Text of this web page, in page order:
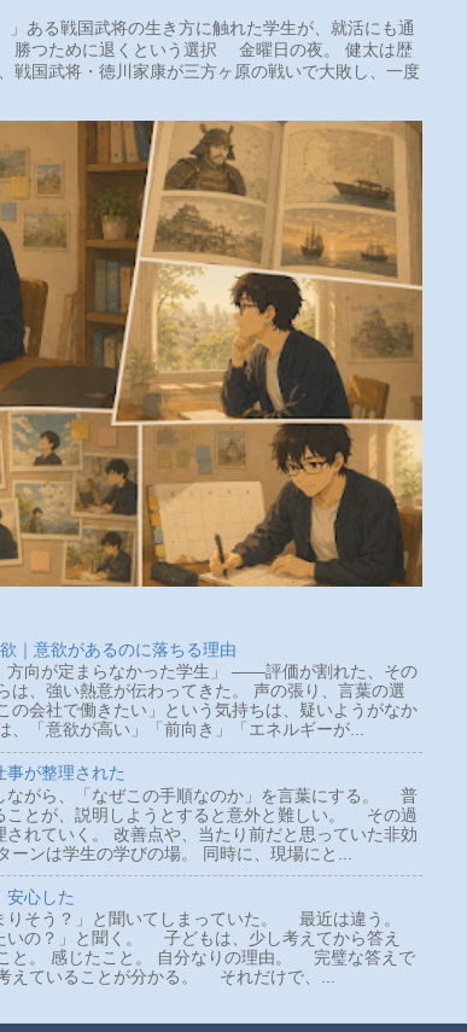
ある戦国武将の生き方に触れた学生が、就活にも通
勝つために退くという選択 金曜日の夜。 健太は歴
戦国武将・徳川家康が三方ヶ原の戦いで大敗し、一度
｜意欲があるのに落ちる理由
方向が定まらなかった学生」 ――評価が割れた、その
、強い熱意が伝わってきた。 声の張り、言葉の選
の会社で働きたい」という気持ちは、疑いようがなか
「意欲が高い」「前向き」「エネルギーが...
事が整理された
ながら、「なぜこの手順なのか」を言葉にする。 普
ことが、説明しようとすると意外と難しい。 その過
されていく。 改善点や、当たり前だと思っていた非効
ンは学生の学びの場。 同時に、現場にと...
安心した
そう？」と聞いてしまっていた。 最近は違う。
いの？」と聞く。 子どもは、少し考えてから答え
と。 感じたこと。 自分なりの理由。 完璧な答えで
えていることが分かる。 それだけで、...